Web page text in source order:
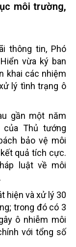
môi trường,
thông tin, Phó
vừa ký ban
khai các nhiệm
lý tình trạng ô
gần một năm
Thủ tướng
bảo vệ môi
quả tích cực.
luật về môi
hiện và xử lý 30
trong đó có 3
ô nhiễm môi
với tổng số